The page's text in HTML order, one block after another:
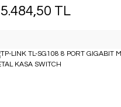
5.484,50 TL